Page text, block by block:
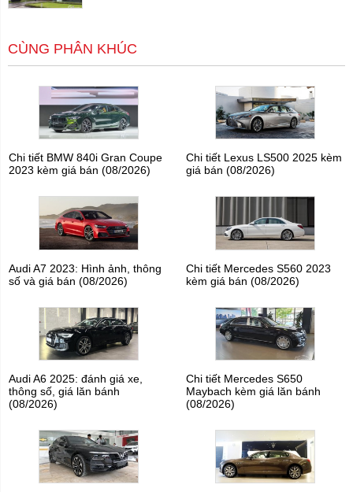
CÙNG PHÂN KHÚC
Chi tiết BMW 840i Gran Coupe
2023 kèm giá bán (08/2026)
Chi tiết Lexus LS500 2025 kèm
giá bán (08/2026)
Audi A7 2023: Hình ảnh, thông
số và giá bán (08/2026)
Chi tiết Mercedes S560 2023
kèm giá bán (08/2026)
Audi A6 2025: đánh giá xe,
thông số, giá lăn bánh
(08/2026)
Chi tiết Mercedes S650
Maybach kèm giá lăn bánh
(08/2026)